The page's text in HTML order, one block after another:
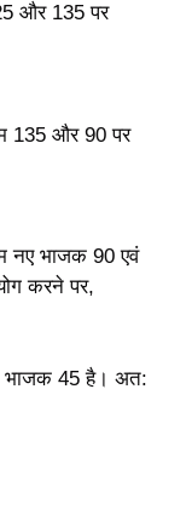
और 135 पर
135 और 90 पर
नए भाजक 90 एवं
करने पर,
भाजक 45 है। अत: